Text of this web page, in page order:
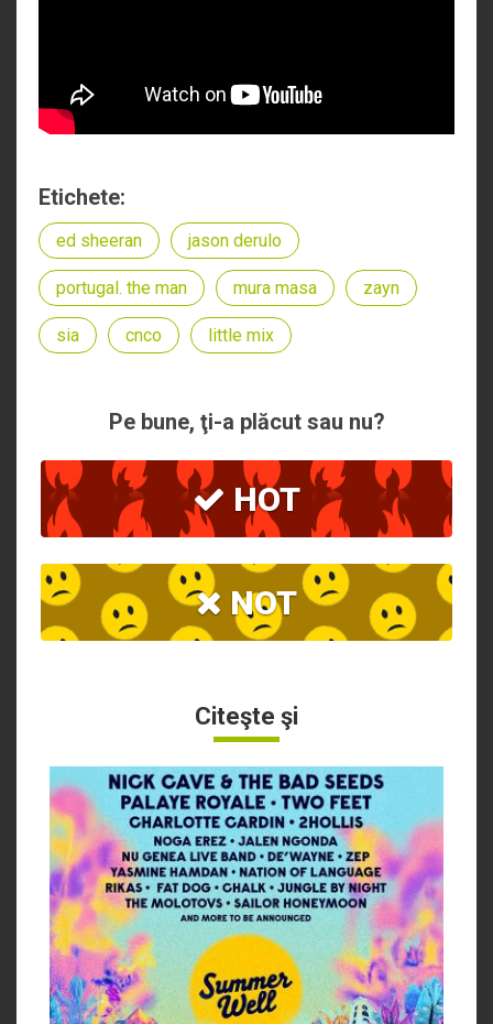
Etichete:
ed sheeran jason derulo
portugal. the man mura masa zayn
sia cnco little mix
Pe bune, ţi-a plăcut sau nu?
HOT
NOT
Citeşte şi